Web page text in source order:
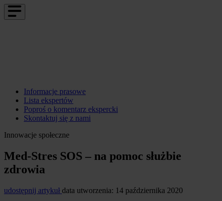
Informacje prasowe
Lista ekspertów
Poproś o komentarz ekspercki
Skontaktuj się z nami
Innowacje społeczne
Med-Stres SOS – na pomoc służbie
zdrowia
udostępnij artykuł data utworzenia: 14 października 2020